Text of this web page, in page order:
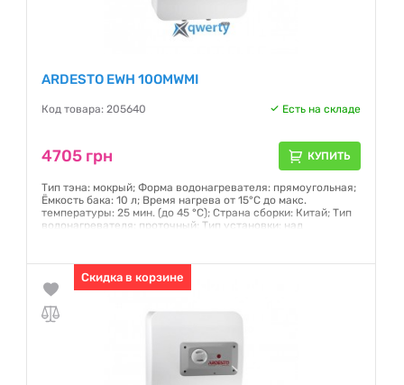
ARDESTO EWH 10OMWMI
Код товара: 205640 Есть на складе
4705 грн КУПИТЬ
Тип тэна: мокрый; Форма водонагревателя: прямоугольная;
Ёмкость бака: 10 л; Время нагрева от 15°С до макс.
температуры: 25 мин. (до 45 °C); Страна сборки: Китай; Тип
водонагревателя: проточный; Тип установки: над
Гарантия:12 месяцев
Скидка в корзине